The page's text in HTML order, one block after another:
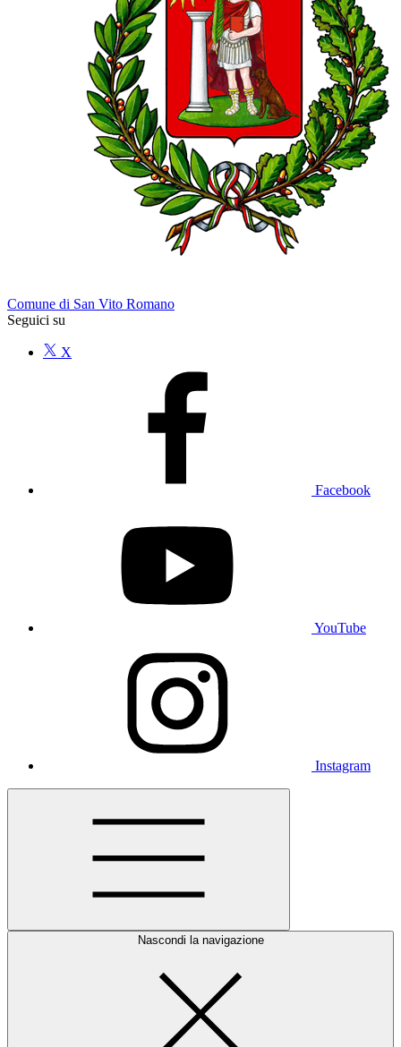
Comune di San Vito Romano
Seguici su
X
Facebook
YouTube
Instagram
Nascondi la navigazione